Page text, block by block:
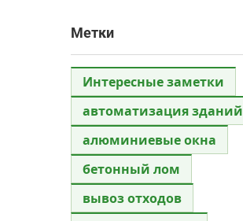
Метки
Интересные заметки
автоматизация зданий
алюминиевые окна
бетонный лом
вывоз отходов